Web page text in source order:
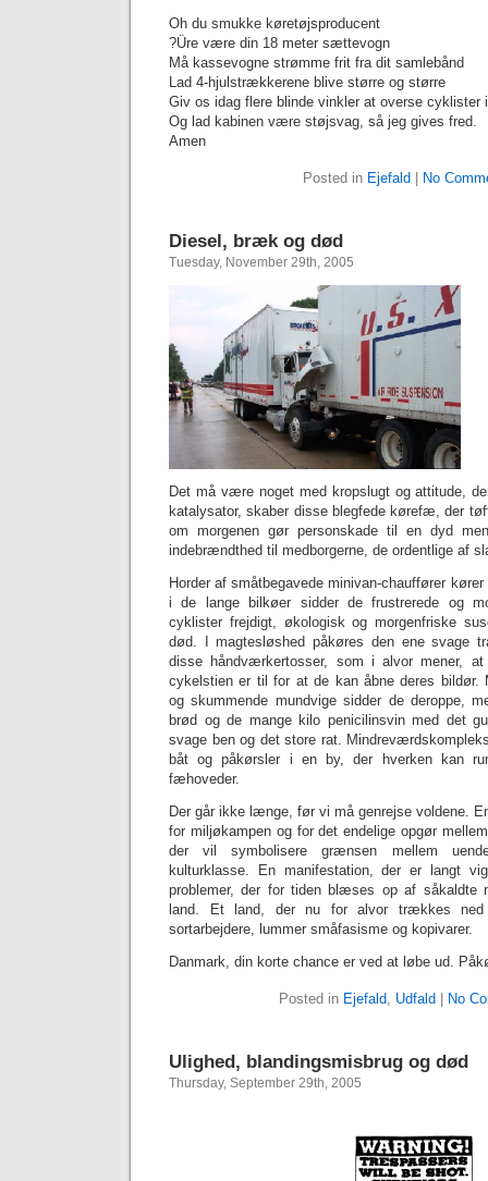
Oh du smukke køretøjsproducent
?Üre være din 18 meter sættevogn
Må kassevogne strømme frit fra dit samlebånd
Lad 4-hjulstrækkerene blive større og større
Giv os idag flere blinde vinkler at overse cyklister i
Og lad kabinen være støjsvag, så jeg gives fred.
Amen
Posted in Ejefald No
Diesel, bræk og død
Tuesday, November 29th, 2005
Det må være noget med kropslugt og attitude,
katalysator, skaber disse blegfede kørefæ, der
om morgenen gør personskade til en dyd
indebrændthed til medborgerne, de ordentlige af
Horder af småtbegavede minivan-chauffører
i de lange bilkøer sidder de frustrerede og
cyklister frejdigt, økologisk og morgenfriske
død. I magtesløshed påkøres den ene svage
disse håndværkertosser, som i alvor mener,
cykelstien er til for at de kan åbne deres bildør.
og skummende mundvige sidder de deroppe,
brød og de mange kilo penicilinsvin med det
svage ben og det store rat.
båt og påkørsler i en by, der hverken kan
fæhoveder.
Der går ikke længe, før vi må genrejse voldene.
for miljøkampen og for det endelige opgør
der vil symbolisere grænsen mellem
kulturklasse. En manifestation, der er langt
problemer, der for tiden blæses op af såkaldte
land. Et land, der nu for alvor trækkes
sortarbejdere, lummer småfasisme og kopivarer.
Danmark, din korte chance er ved at løbe ud.
Posted in Ejefald, Udfald No
Ulighed, blandingsmisbrug og død
Thursday, September 29th, 2005